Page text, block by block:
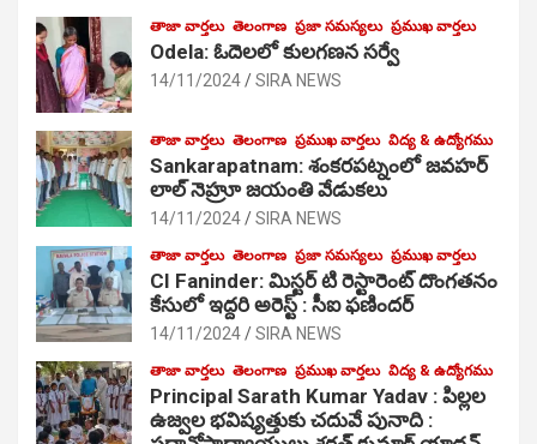
తాజా వార్తలు తెలంగాణ ప్రజా సమస్యలు ప్రముఖ వార్తలు
Odela: ఓదెలలో కులగణన సర్వే
14/11/2024 SIRA NEWS
తాజా వార్తలు తెలంగాణ ప్రముఖ వార్తలు విద్య & ఉద్యోగము
Sankarapatnam: శంకరపట్నంలో జవహర్
లాల్ నెహ్రూ జయంతి వేడుకలు
14/11/2024 SIRA NEWS
తాజా వార్తలు తెలంగాణ ప్రజా సమస్యలు ప్రముఖ వార్తలు
CI Faninder: మిస్టర్ టి రెస్టారెంట్ దొంగతనం
కేసులో ఇద్దరి అరెస్ట్ : సీఐ ఫణిందర్
14/11/2024 SIRA NEWS
తాజా వార్తలు తెలంగాణ ప్రముఖ వార్తలు విద్య & ఉద్యోగము
Principal Sarath Kumar Yadav : పిల్లల
ఉజ్వల భవిష్యత్తుకు చదువే పునాది :